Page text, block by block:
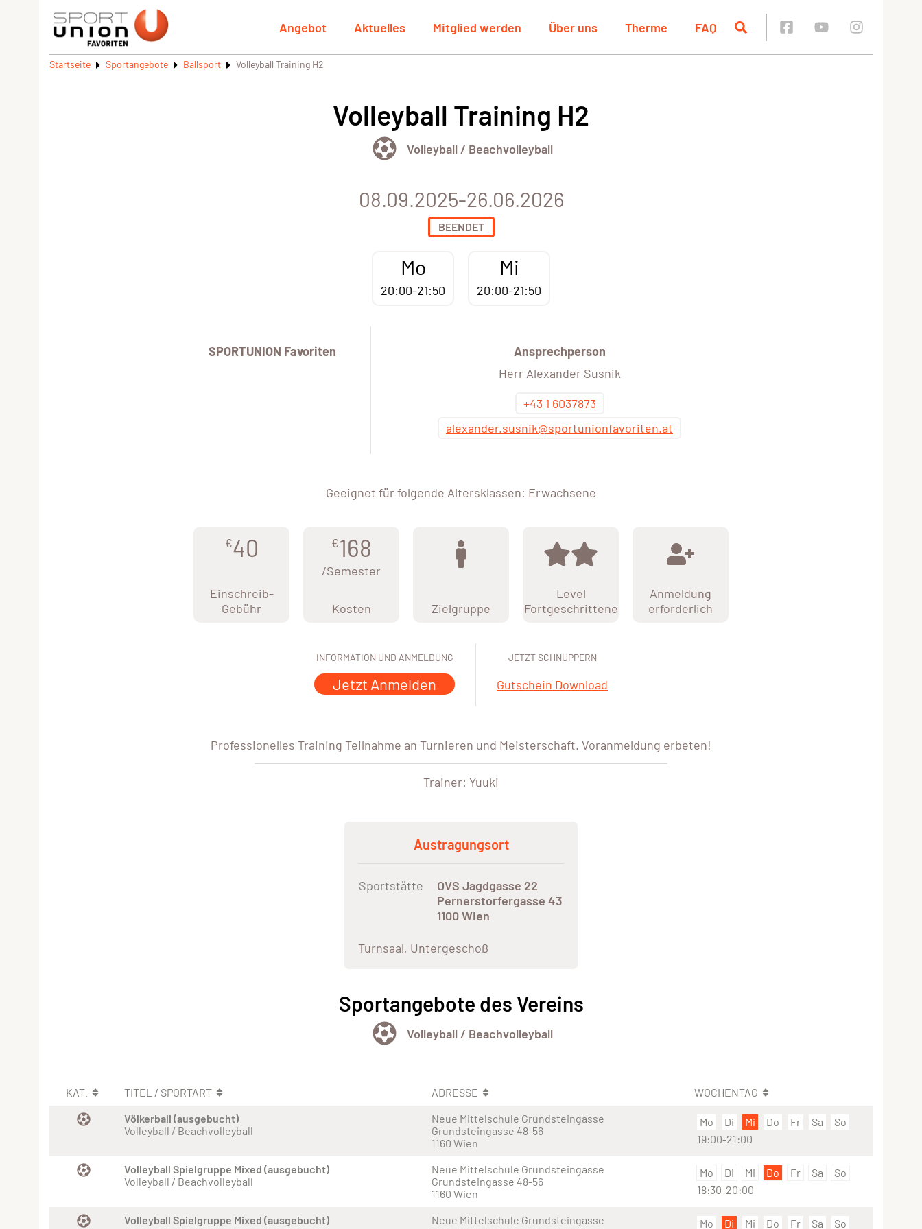
Angebot Aktuelles Mitglied werden Über uns Therme FAQ
Startseite Sportangebote Ballsport Volleyball Training H2
Volleyball Training H2
Volleyball / Beachvolleyball
08.09.2025-26.06.2026
BEENDET
Mo
20:00-21:50
Mi
20:00-21:50
SPORTUNION Favoriten
Ansprechperson
Herr Alexander Susnik
+43 1 6037873
alexander.susnik@sportunionfavoriten.at
Geeignet für folgende Altersklassen: Erwachsene
€40
Einschreib-
Gebühr
€168
/Semester
Kosten Zielgruppe
Level
Fortgeschrittene
Anmeldung
erforderlich
INFORMATION UND ANMELDUNG
Jetzt Anmelden
JETZT SCHNUPPERN
Gutschein Download
Professionelles Training Teilnahme an Turnieren und Meisterschaft. Voranmeldung erbeten!
Trainer: Yuuki
Austragungsort
Sportstätte
OVS Jagdgasse 22
Pernerstorfergasse 43
1100 Wien
Turnsaal, Untergeschoß
Sportangebote des Vereins
Volleyball / Beachvolleyball
KAT. TITEL / SPORTART ADRESSE
WOCHENTAG
Völkerball (ausgebucht)
Volleyball / Beachvolleyball
Neue Mittelschule Grundsteingasse
Grundsteingasse 48-56
1160 Wien
Mo Di Mi Do Fr Sa
So
19:00-21:00
Volleyball Spielgruppe Mixed (ausgebucht)
Volleyball / Beachvolleyball
Neue Mittelschule Grundsteingasse
Grundsteingasse 48-56
1160 Wien
Mo Di Mi Do Fr Sa
So
18:30-20:00
Volleyball Spielgruppe Mixed (ausgebucht)
Neue Mittelschule Grundsteingasse
Mo Di Mi Do Fr Sa
So